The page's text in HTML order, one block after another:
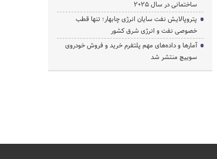
ساختمانی در سال ۲۰۲۵
پتروپالایش نفت سایان انرژی چابهار؛ تنها قطب
خصوصی نفت و انرژی شرق کشور
آمارها و داده‌های مهم پلتفرم خرید و فروش خودروی
سوییچ منتشر شد